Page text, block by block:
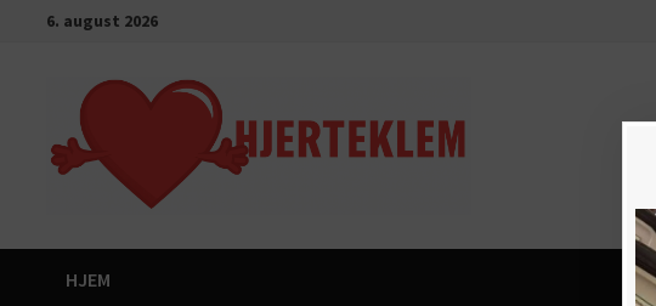
6. august 2026
HJEM